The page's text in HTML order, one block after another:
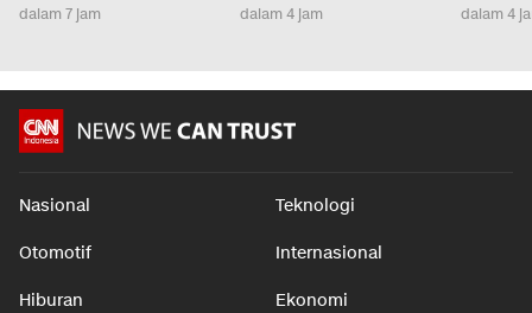
dalam 7 jam dalam 4 jam dalam 4
Nasional Teknologi
Otomotif Internasional
Hiburan Ekonomi